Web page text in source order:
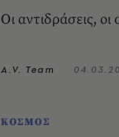
Οι αντιδράσεις,
A.V. Team
ΚΟΣΜΟΣ